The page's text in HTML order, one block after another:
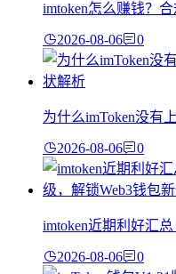
imtoken怎么赚钱？
2026-08-06 0
为什么imToken没有
2026-08-06 0
imtoken近期利好汇
2026-08-06 0